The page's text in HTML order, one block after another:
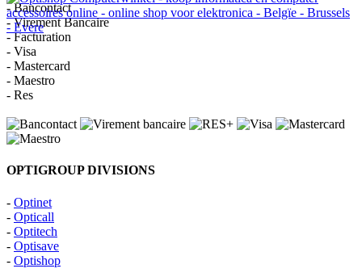
- Bancontact
- Virement Bancaire
- Facturation
- Visa
- Mastercard
- Maestro
- Res
OPTIGROUP DIVISIONS
- Optinet
- Opticall
- Optitech
- Optisave
- Optishop